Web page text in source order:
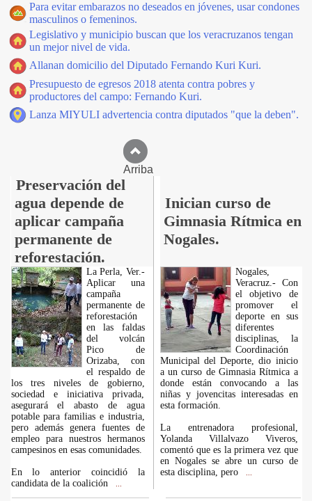
Para evitar embarazos no deseados en jóvenes, usar condones
masculinos o femeninos.
Legislativo y municipio buscan que los veracruzanos tengan
un mejor nivel de vida.
Allanan domicilio del Diputado Fernando Kuri Kuri.
Presupuesto de egresos 2018 atenta contra pobres y
productores del campo: Fernando Kuri.
Lanza MIYULI advertencia contra diputados "que la deben".
Arriba
Preservación del
agua depende de
aplicar campaña
permanente de
reforestación.
Inician curso de
Gimnasia Rítmica en
Nogales.
La Perla, Ver.-
Aplicar una
campaña
permanente de
reforestación
en las faldas
del volcán
Pico de
Orizaba, con
el respaldo de
los tres niveles de gobierno,
sociedad e iniciativa privada,
asegurará el abasto de agua
potable para familias e industria,
pero además genera fuentes de
empleo para nuestros hermanos
campesinos en esas comunidades.
En lo anterior coincidió la
candidata de la coalición
Nogales,
Veracruz.- Con
el objetivo de
promover el
deporte en sus
diferentes
disciplinas, la
Coordinación
Municipal del Deporte, dio inicio
a un curso de Gimnasia Rítmica a
donde están convocando a las
niñas y jovencitas interesadas en
esta formación.
La entrenadora profesional,
Yolanda Villalvazo Viveros,
comentó que es la primera vez que
en Nogales se abre un curso de
esta disciplina, pero